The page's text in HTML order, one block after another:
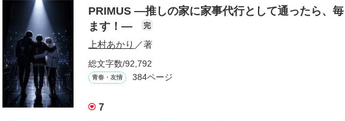
PRIMUS ―推しの家に家事代行として通ったら、
ます！―
完
上村あかり ／著
総文字数/92,792
青春・友情 384ページ
7